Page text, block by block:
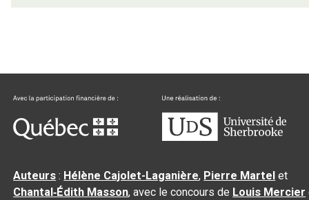
Auteurs : Hélène Cajolet-Laganière, Pierre Martel et
Chantal‑Édith Masson, avec le concours de Louis Mercier